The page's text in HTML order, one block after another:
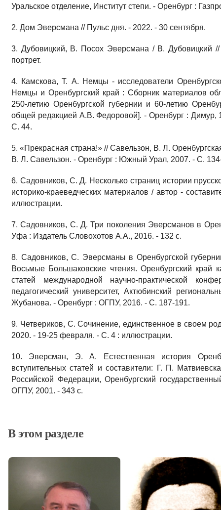
Уральское отделение, Институт степи. - Оренбург :
2. Дом Эверсмана // Пульс дня. - 2022. - 30 сентября.
3. Дубовицкий, В. Посох Эверсмана / В. Дубовицкий
портрет.
4. Камскова, Т. А. Немцы - исследователи
Немцы и Оренбургский край : Сборник материалов
250-летию Оренбургской губернии и 60-летию
общей редакцией А.В. Федоровой]. - Оренбург : Димур,
С. 44.
5. «Прекрасная страна!» // Савельзон, В. Л.
В. Л. Савельзон. - Оренбург : Южный Урал, 2007. - С.
6. Садовников, С. Д. Несколько страниц истории
историко-краеведческих материалов / автор -
иллюстрации.
7. Садовников, С. Д. Три поколения Эверсманов в
Уфа : Издатель Словохотов А.А., 2016. - 132 с.
8. Садовников, С. Эверсманы в Оренбургской
Восьмые Большаковские чтения. Оренбургский край
статей международной научно-практической
педагогический университет, Актюбинский
Жубанова. - Оренбург : ОГПУ, 2016. - С. 187-191.
9. Четвериков, С. Сочинение, единственное в своем
2020. - 19-25 февраля. - С. 4 : иллюстрации.
10. Эверсман, Э. А. Естественная история
вступительных статей и составители: Г. П.
Российской Федерации, Оренбургский
ОГПУ, 2001. - 343 с.
В этом разделе